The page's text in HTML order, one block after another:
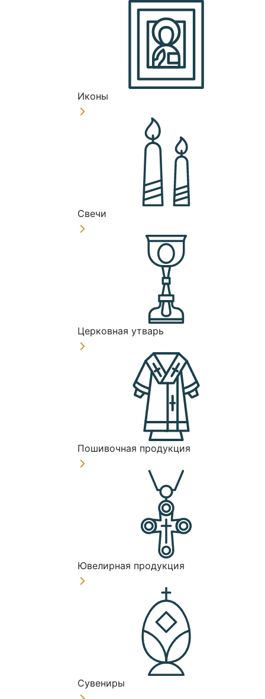
Иконы
Свечи
Церковная утварь
Пошивочная продукция
Ювелирная продукция
Сувениры